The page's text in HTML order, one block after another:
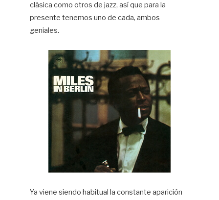
clásica como otros de jazz, así que para la
presente tenemos uno de cada, ambos
geniales.
Ya viene siendo habitual la constante aparición